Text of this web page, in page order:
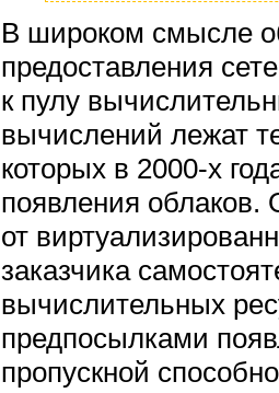
В широком смысле
предоставления
к пулу
вычислений лежат
которых в 2000-х
появления
от
заказчика
вычислительных
предпосылками
пропускной